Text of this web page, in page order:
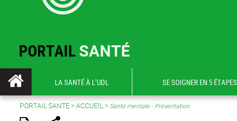
PORTAILSANTÉ
LA SANTÉ À L'UDL SE SOIGNER EN 5 ÉTAPES
PORTAIL SANTE>ACCUEIL> Santé mentale - Présentation